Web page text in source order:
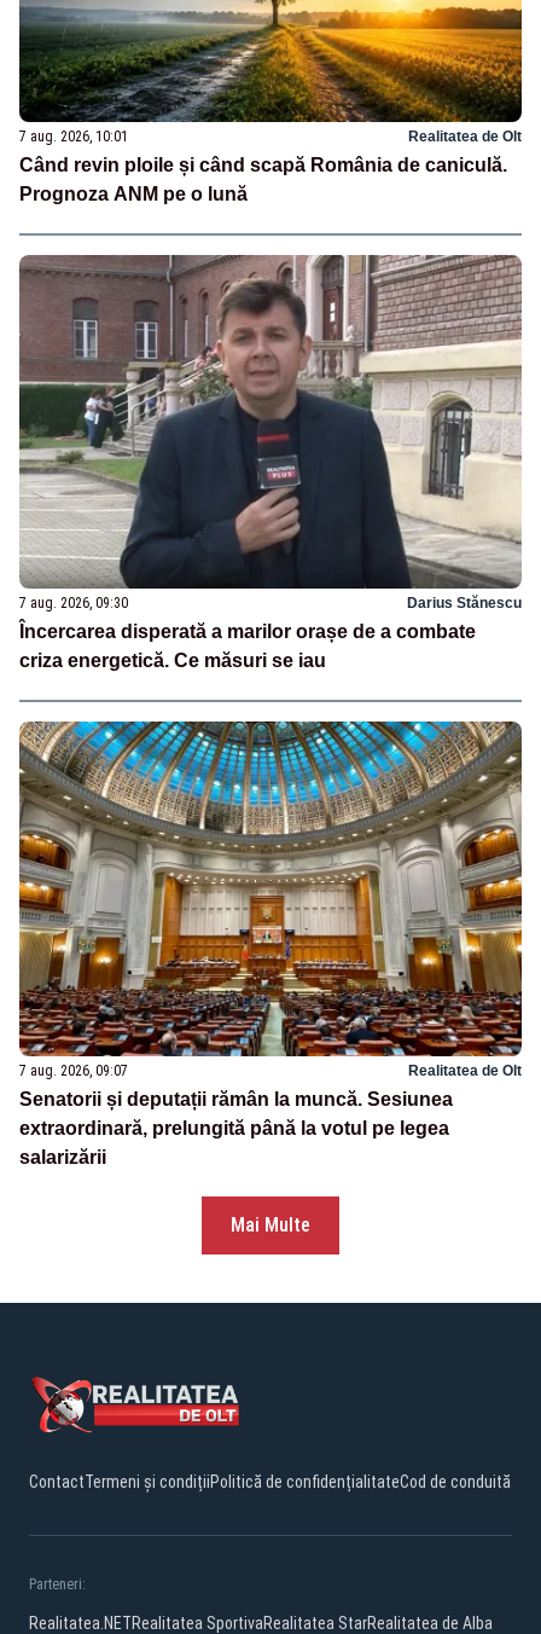
7 aug. 2026, 10:01 Realitatea de Olt
Când revin ploile și când scapă România de caniculă.
Prognoza ANM pe o lună
7 aug. 2026, 09:30 Darius Stănescu
Încercarea disperată a marilor orașe de a combate
criza energetică. Ce măsuri se iau
7 aug. 2026, 09:07 Realitatea de Olt
Senatorii și deputații rămân la muncă. Sesiunea
extraordinară, prelungită până la votul pe legea
salarizării
Mai Multe
ContactTermeni și condițiiPolitică de confidențialitateCod de conduită
Parteneri:
Realitatea.NETRealitatea SportivaRealitatea StarRealitatea de Alba